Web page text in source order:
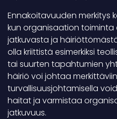
Ennakoitavuuden merkitys
kun organisaation toiminta
jatkuvasta ja
olla kriittistä esimerkiksi
tai suurten tapahtumien
häiriö voi johtaa
turvallisuusjohtamisella
haitat ja varmistaa
jatkuvuus.